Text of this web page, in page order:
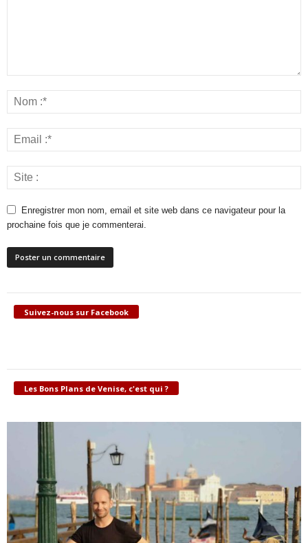
Enregistrer mon nom, email et site web dans ce navigateur pour la
prochaine fois que je commenterai.
Suivez-nous sur Facebook
Les Bons Plans de Venise, c'est qui ?